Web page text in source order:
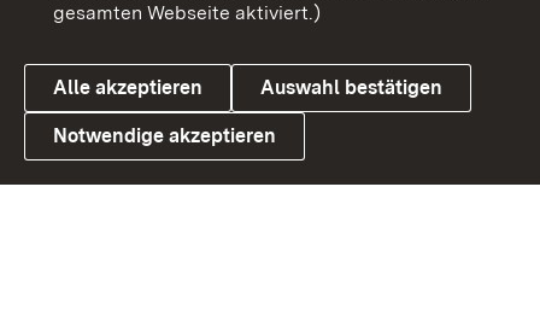
Link zum Landesportal
Datenschutz
Cookies
gesamten Webseite aktiviert.)
Alle akzeptieren Auswahl bestätigen
Notwendige akzeptieren